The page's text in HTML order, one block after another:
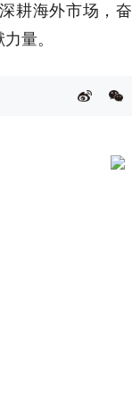
耕海外市场，奋
量。